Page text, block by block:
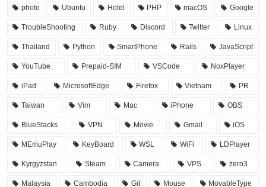
photo Ubuntu Hotel PHP macOS Google
TroubleShooting Ruby Discord Twitter Linux
Thailand Python SmartPhone Rails JavaScript
YouTube Prepaid-SIM VSCode NoxPlayer
iPad MicrosoftEdge Firefox Vietnam PR
Taiwan Vim Mac iPhone OBS
BlueStacks VPN Movie Gmail iOS
MEmuPlay KeyBoard WSL WiFi LDPlayer
Kyrgyzstan Steam Camera VPS zero3
Malaysia Cambodia Git Mouse MovableType